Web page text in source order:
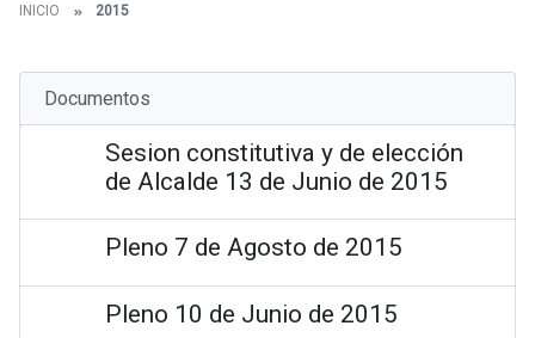
INICIO 2015
Documentos
Sesion constitutiva y de elección
de Alcalde 13 de Junio de 2015
Pleno 7 de Agosto de 2015
Pleno 10 de Junio de 2015